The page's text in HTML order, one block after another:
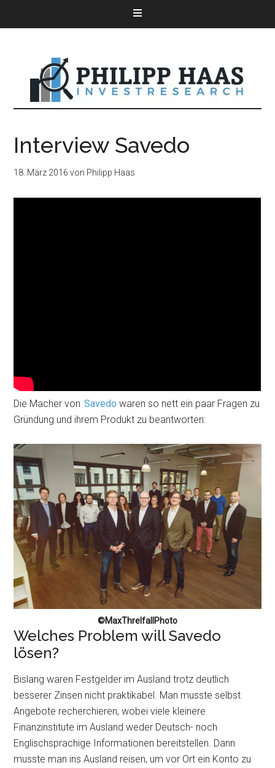
Interview Savedo
18. März 2016 von Philipp Haas
Die Macher von Savedo waren so nett ein paar Fragen zu
Gründung und ihrem Produkt zu beantworten:
©MaxThrelfallPhoto
Welches Problem will Savedo
lösen?
Bislang waren Festgelder im Ausland trotz deutlich
besserer Zinsen nicht praktikabel. Man musste selbst
Angebote recherchieren, wobei viele kleinere
Finanzinstitute im Ausland weder Deutsch- noch
Englischsprachige Informationen bereitstellen. Dann
musste man ins Ausland reisen, um vor Ort ein Konto zu